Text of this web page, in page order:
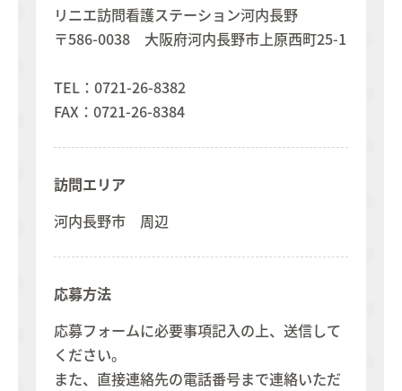
リニエ訪問看護ステーション河内長野
〒586-0038 大阪府河内長野市上原西町25-1
TEL：0721-26-8382
FAX：0721-26-8384
訪問エリア
河内長野市 周辺
応募方法
応募フォームに必要事項記入の上、送信して
ください。
また、直接連絡先の電話番号まで連絡いただ